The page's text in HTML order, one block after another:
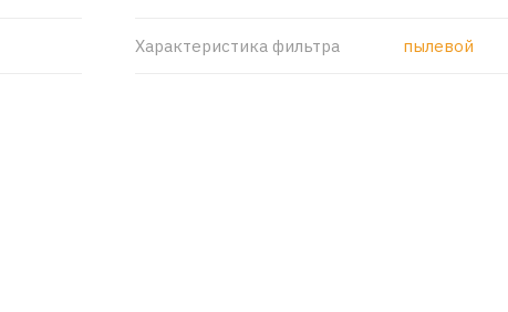
Характеристика фильтра пылевой